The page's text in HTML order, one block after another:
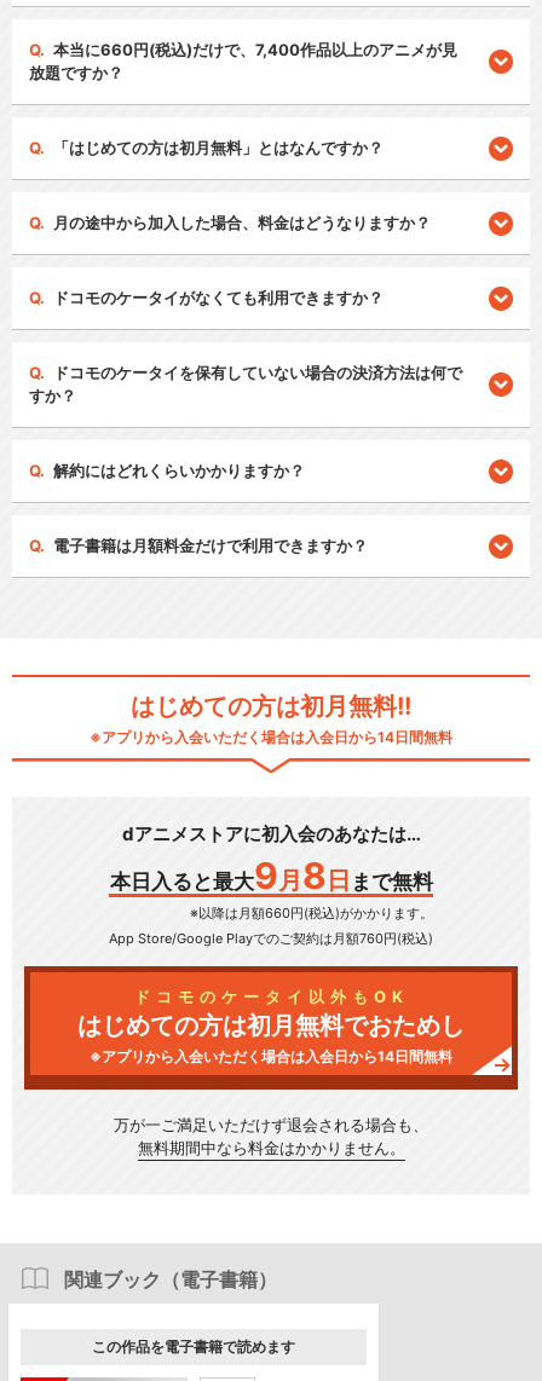
本当に660円(税込)だけで、7,400作品以上のアニメが見
放題ですか？
「はじめての方は初月無料」とはなんですか？
月の途中から加入した場合、料金はどうなりますか？
ドコモのケータイがなくても利用できますか？
ドコモのケータイを保有していない場合の決済方法は何で
すか？
解約にはどれくらいかかりますか？
電子書籍は月額料金だけで利用できますか？
はじめての方は初月無料!!
※アプリから入会いただく場合は入会日から14日間無料
dアニメストアに初入会のあなたは…
本日入ると最大9 月 8 日 まで無料
※以降は月額660円(税込)がかかります。
App Store/Google Playでのご契約は月額760円(税込)
ドコモのケータイ以外もOK
はじめての方は初月無料でおためし
※アプリから入会いただく場合は入会日から14日間無料
万が一ご満足いただけず退会される場合も、
無料期間中なら料金はかかりません。
関連ブック（電子書籍）
この作品を電子書籍で読めます